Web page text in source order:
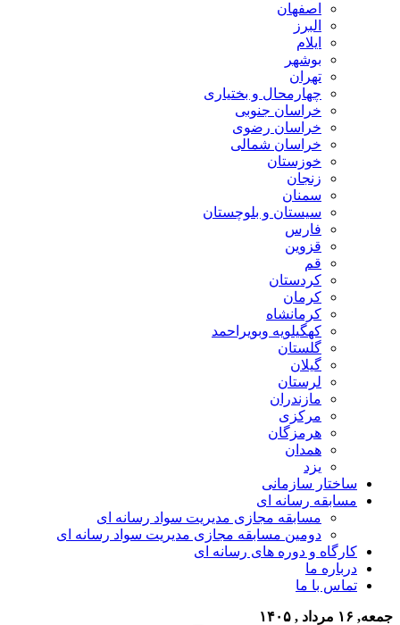
اصفهان
البرز
ایلام
بوشهر
تهران
چهارمحال و بختیاری
خراسان جنوبی
خراسان رضوی
خراسان شمالی
خوزستان
زنجان
سمنان
سیستان و بلوچستان
فارس
قزوین
قم
کردستان
کرمان
کرمانشاه
کهگیلویه وبویراحمد
گلستان
گیلان
لرستان
مازندران
مرکزی
هرمزگان
همدان
یزد
ساختار سازمانی
مسابقه رسانه ای
مسابقه مجازی مدیریت سواد رسانه ای
دومین مسابقه مجازی مدیریت سواد رسانه ای
کارگاه و دوره های رسانه ای
درباره ما
تماس با ما
جمعه, ۱۶ مرداد , ۱۴۰۵